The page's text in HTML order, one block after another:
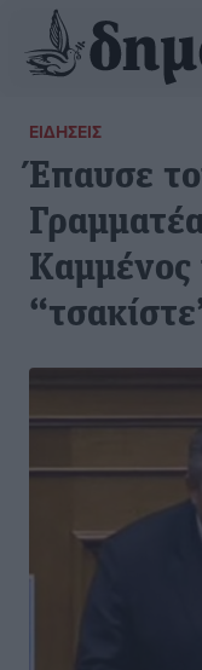
ΕΙΔΉΣΕΙΣ
Έπαυσε
Καμμένος